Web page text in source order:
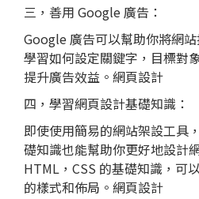
三，善用 Google 廣告：
Google 廣告可以幫助你將網
學習如何設定關鍵字，目標對
提升廣告效益。網頁設計
四，學習網頁設計基礎知識：
即使使用簡易的網站架設工具
礎知識也能幫助你更好地設計
HTML，CSS 的基礎知識，可
的樣式和佈局。網頁設計